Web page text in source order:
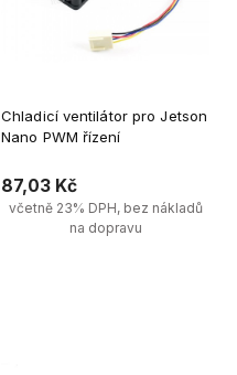
Chladicí ventilátor pro Jetson
Nano PWM řízení
87,03 Kč
včetně 23% DPH, bez nákladů
na dopravu